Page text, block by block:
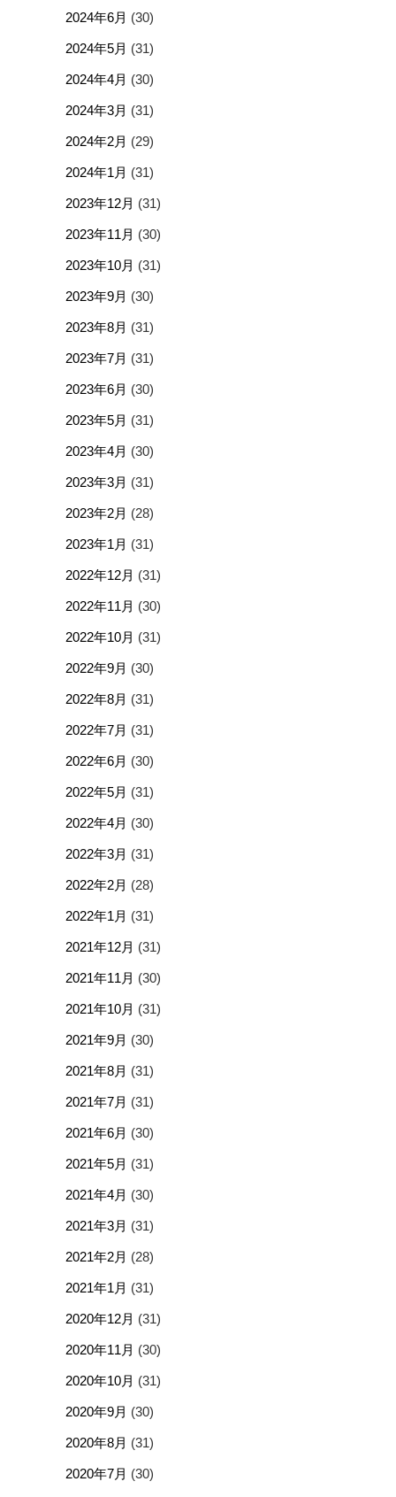
2024年6月 (30)
2024年5月 (31)
2024年4月 (30)
2024年3月 (31)
2024年2月 (29)
2024年1月 (31)
2023年12月 (31)
2023年11月 (30)
2023年10月 (31)
2023年9月 (30)
2023年8月 (31)
2023年7月 (31)
2023年6月 (30)
2023年5月 (31)
2023年4月 (30)
2023年3月 (31)
2023年2月 (28)
2023年1月 (31)
2022年12月 (31)
2022年11月 (30)
2022年10月 (31)
2022年9月 (30)
2022年8月 (31)
2022年7月 (31)
2022年6月 (30)
2022年5月 (31)
2022年4月 (30)
2022年3月 (31)
2022年2月 (28)
2022年1月 (31)
2021年12月 (31)
2021年11月 (30)
2021年10月 (31)
2021年9月 (30)
2021年8月 (31)
2021年7月 (31)
2021年6月 (30)
2021年5月 (31)
2021年4月 (30)
2021年3月 (31)
2021年2月 (28)
2021年1月 (31)
2020年12月 (31)
2020年11月 (30)
2020年10月 (31)
2020年9月 (30)
2020年8月 (31)
2020年7月 (30)